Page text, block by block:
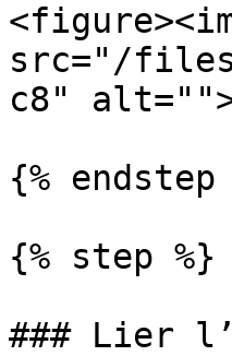
src="/files/
c8"
{% endstep
{% step %}
### Lier